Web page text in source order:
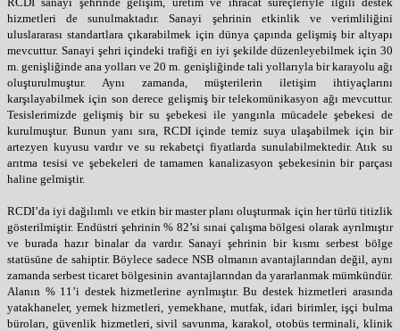
hizmetleri de sunulmaktadır. Sanayi şehrinin etkinlik ve verimliliğini
uluslararası standartlara çıkarabilmek için dünya çapında gelişmiş bir altyapı
mevcuttur. Sanayi şehri içindeki trafiği en iyi şekilde düzenleyebilmek için 30
m. genişliğinde ana yolları ve 20 m. genişliğinde tali yollarıyla bir karayolu ağı
oluşturulmuştur. Aynı zamanda, müşterilerin iletişim ihtiyaçlarını
karşılayabilmek için son derece gelişmiş bir telekomünikasyon ağı mevcuttur.
Tesislerimizde gelişmiş bir su şebekesi ile yangınla mücadele şebekesi de
kurulmuştur. Bunun yanı sıra, RCDI içinde temiz suya ulaşabilmek için bir
artezyen kuyusu vardır ve su rekabetçi fiyatlarda sunulabilmektedir. Atık su
arıtma tesisi ve şebekeleri de tamamen kanalizasyon şebekesinin bir parçası
haline gelmiştir.
RCDI’da iyi dağılımlı ve etkin bir master planı oluşturmak için her türlü titizlik
gösterilmiştir. Endüstri şehrinin % 82’si sınai çalışma bölgesi olarak ayrılmıştır
ve burada hazır binalar da vardır. Sanayi şehrinin bir kısmı serbest bölge
statüsüne de sahiptir. Böylece sadece NSB olmanın avantajlarından değil, aynı
zamanda serbest ticaret bölgesinin avantajlarından da yararlanmak mümkündür.
Alanın % 11’i destek hizmetlerine ayrılmıştır. Bu destek hizmetleri arasında
yatakhaneler, yemek hizmetleri, yemekhane, mutfak, idari birimler, işçi bulma
büroları, güvenlik hizmetleri, sivil savunma, karakol, otobüs terminali, klinik